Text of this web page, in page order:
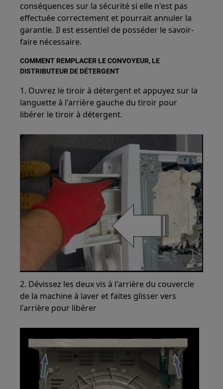
conséquences sur la sécurité si elle n'est pas
effectuée correctement et pourrait annuler la
garantie. Il est essentiel de posséder le savoir-
faire nécessaire.
COMMENT REMPLACER LE CONVOYEUR, LE
DISTRIBUTEUR DE DÉTERGENT
1. Ouvrez le tiroir à détergent et appuyez sur la
languette à l'arrière gauche du tiroir pour
libérer le tiroir à détergent.
2. Dévissez les deux vis à l'arrière du couvercle
de la machine à laver et faites glisser vers
l'arrière pour libérer